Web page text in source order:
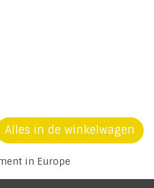
Alles in de winkelwagen
in Europe